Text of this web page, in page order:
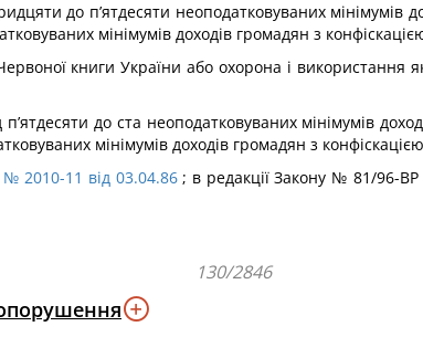
до п’ятдесяти неоподатковуваних мінімумів
мінімумів доходів громадян з
книги України або охорона і
до ста неоподатковуваних мінімумів
мінімумів доходів громадян з
№ 2010-11 від 03.04.86; в редакції Закону № 81/96-ВР
130/2846